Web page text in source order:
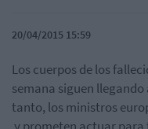
20/04/2015 15:59
Los cuerpos de los
semana siguen
tanto, los ministros
y prometen actuar